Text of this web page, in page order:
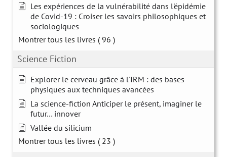
Les expériences de la vulnérabilité dans l'épidémie
de Covid-19 : Croiser les savoirs philosophiques et
sociologiques
Montrer tous les livres ( 96 )
Science Fiction
Explorer le cerveau grâce à l'IRM : des bases
physiques aux techniques avancées
La science-fiction Anticiper le présent, imaginer le
futur… innover
Vallée du silicium
Montrer tous les livres ( 23 )